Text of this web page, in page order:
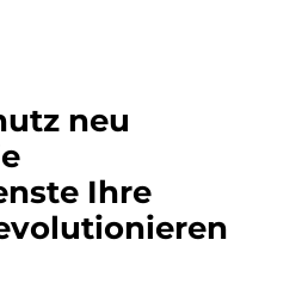
neu
Ihre